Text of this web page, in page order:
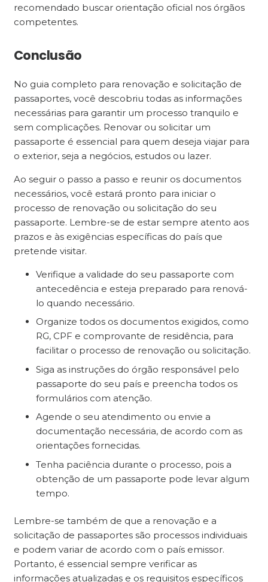
recomendado buscar orientação oficial nos órgãos
competentes.
Conclusão
No guia completo para renovação e solicitação de
passaportes, você descobriu todas as informações
necessárias para garantir um processo tranquilo e
sem complicações. Renovar ou solicitar um
passaporte é essencial para quem deseja viajar para
o exterior, seja a negócios, estudos ou lazer.
Ao seguir o passo a passo e reunir os documentos
necessários, você estará pronto para iniciar o
processo de renovação ou solicitação do seu
passaporte. Lembre-se de estar sempre atento aos
prazos e às exigências específicas do país que
pretende visitar.
Verifique a validade do seu passaporte com
antecedência e esteja preparado para renová-
lo quando necessário.
Organize todos os documentos exigidos, como
RG, CPF e comprovante de residência, para
facilitar o processo de renovação ou solicitação.
Siga as instruções do órgão responsável pelo
passaporte do seu país e preencha todos os
formulários com atenção.
Agende o seu atendimento ou envie a
documentação necessária, de acordo com as
orientações fornecidas.
Tenha paciência durante o processo, pois a
obtenção de um passaporte pode levar algum
tempo.
Lembre-se também de que a renovação e a
solicitação de passaportes são processos individuais
e podem variar de acordo com o país emissor.
Portanto, é essencial sempre verificar as
informações atualizadas e os requisitos específicos